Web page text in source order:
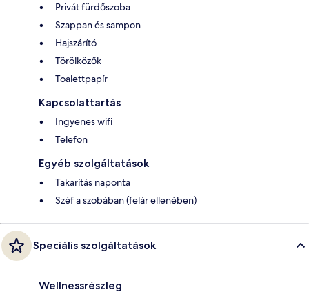
Privát fürdőszoba
Szappan és sampon
Hajszárító
Törölközők
Toalettpapír
Kapcsolattartás
Ingyenes wifi
Telefon
Egyéb szolgáltatások
Takarítás naponta
Széf a szobában (felár ellenében)
Speciális szolgáltatások
Wellnessrészleg